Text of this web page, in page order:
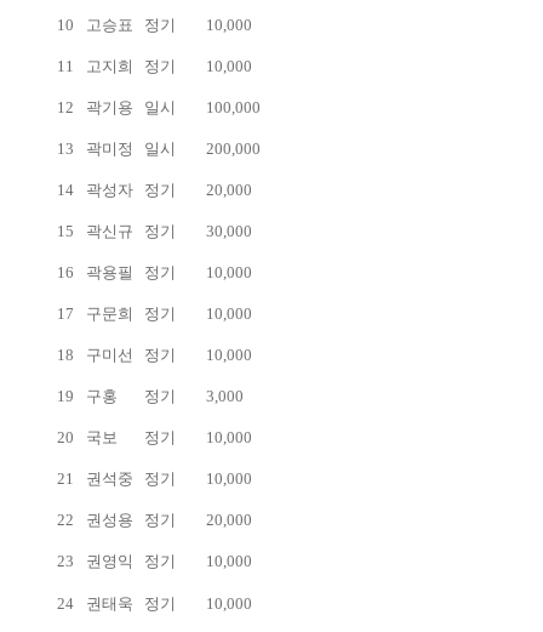
10 고승표 정기 10,000
11 고지희 정기 10,000
12 곽기용 일시 100,000
13 곽미정 일시 200,000
14 곽성자 정기 20,000
15 곽신규 정기 30,000
16 곽용필 정기 10,000
17 구문희 정기 10,000
18 구미선 정기 10,000
19 구홍 정기 3,000
20 국보 정기 10,000
21 권석중 정기 10,000
22 권성용 정기 20,000
23 권영익 정기 10,000
24 권태욱 정기 10,000